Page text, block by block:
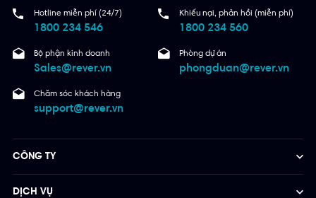
Hotline miễn phí (24/7)
1800 234 546
Khiếu nại, phản hồi (miễn phí)
1800 234 560
Bộ phận kinh doanh
Sales@rever.vn
Phòng dự án
phongduan@rever.vn
Chăm sóc khách hàng
support@rever.vn
CÔNG TY
DỊCH VỤ